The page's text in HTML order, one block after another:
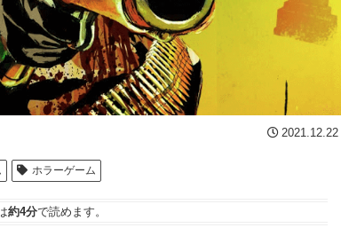
2021.12.22
ホラーゲーム
約4分で読めます。